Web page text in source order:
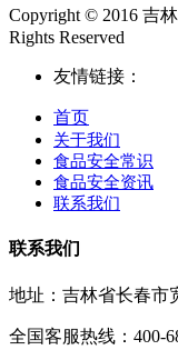
Copyright © 2016 吉
Rights Reserved
友情链接：
首页
关于我们
食品安全常识
食品安全资讯
联系我们
联系我们
地址：吉林省长春市
全国客服热线：400-